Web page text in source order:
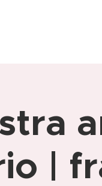
|